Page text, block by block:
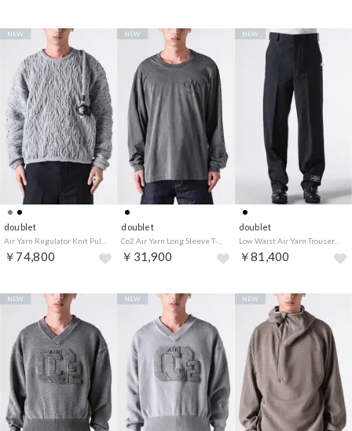
doublet
￥74,800
NEW
doublet
￥31,900
NEW
doublet
Low Waist Air Yarn Trousers （Black）
￥81,400
NEW
NEW NEW NEW